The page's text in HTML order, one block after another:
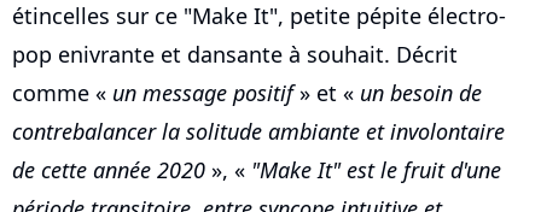
étincelles sur ce "Make It", petite pépite électro-
pop enivrante et dansante à souhait. Décrit
comme « un message positif» et « un besoin de
contrebalancer la solitude ambiante et involontaire
de cette année 2020 », « "Make It" est le fruit d'une